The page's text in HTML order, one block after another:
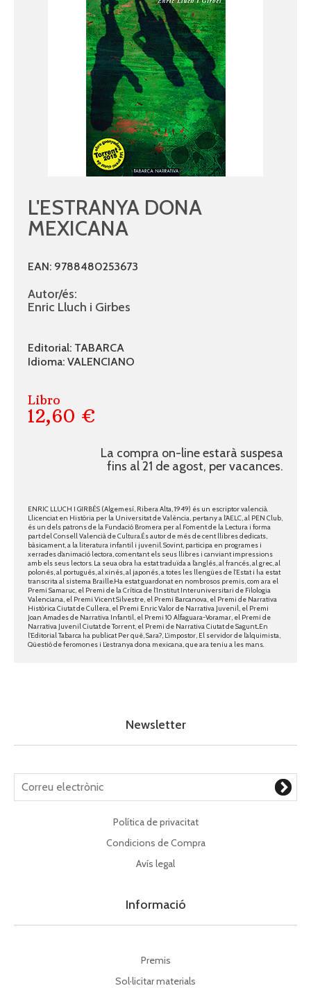
L'ESTRANYA DONA
MEXICANA
EAN: 9788480253673
Autor/és:
Enric Lluch i Girbes
Editorial: TABARCA
Idioma: VALENCIANO
Libro
12,60 €
La compra on-line estarà suspesa
fins al 21 de agost, per vacances.
ENRIC LLUCH I GIRBÉS (Algemesí, Ribera Alta, 1949) és un escriptor valencià.
Llicenciat en Història per la Universitat de València, pertany a l’AELC, al PEN Club,
és un dels patrons de la Fundació Bromera per al Foment de la Lectura i forma
part del Consell Valencià de Cultura.És autor de més de cent llibres dedicats,
bàsicament, a la literatura infantil i juvenil. Sovint, participa en programes i
xerrades d’animació lectora, comentant els seus llibres i canviant impressions
amb els seus lectors. La seua obra ha estat traduïda a l’anglés, al francés, al grec, al
polonés, al portugués, al xinés, al japonés, a totes les llengües de l’Estat i ha estat
transcrita al sistema Braille.Ha estat guardonat en nombrosos premis, com ara el
Premi Samaruc, el Premi de la Crítica de l’Institut Interuniversitari de Filologia
Valenciana, el Premi Vicent Silvestre, el Premi Barcanova, el Premi de Narrativa
Històrica Ciutat de Cullera, el Premi Enric Valor de Narrativa Juvenil, el Premi
Joan Amades de Narrativa Infantil, el Premi 10 Alfaguara-Voramar, el Premi de
Narrativa Juvenil Ciutat de Torrent, el Premi de Narrativa Ciutat de Sagunt...En
l’Editorial Tabarca ha publicat Per què, Sara?, L’impostor, El servidor de l’alquimista,
Qüestió de feromones i L’estranya dona mexicana, que ara teniu a les mans.
Newsletter
Política de privacitat
Condicions de Compra
Avís legal
Informació
Premis
Sol·licitar materials